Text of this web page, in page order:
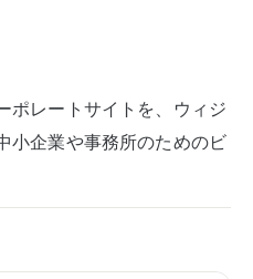
ポレートサイトを、ウィジ
小企業や事務所のためのビ